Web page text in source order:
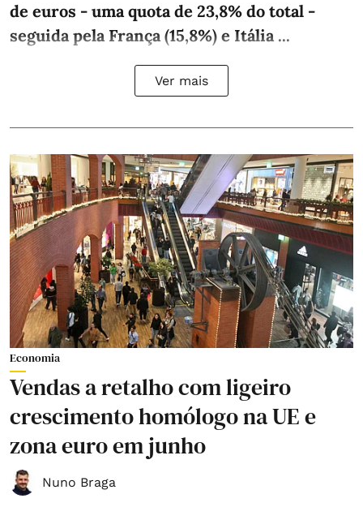
de euros - uma quota de 23,8% do total -
seguida pela França (15,8%) e Itália ...
Ver mais
Economia
Vendas a retalho com ligeiro
crescimento homólogo na UE e
zona euro em junho
Nuno Braga